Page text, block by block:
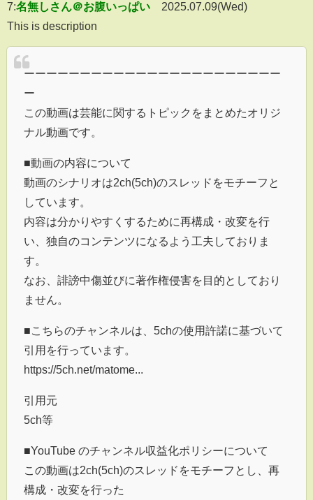
7:名無しさん＠お腹いっぱい
2025.07.09(Wed)
This is description
ーーーーーーーーーーーーーーーーーーーーーーー
ー
この動画は芸能に関するトピックをまとめたオリジ
ナル動画です。
■動画の内容について
動画のシナリオは2ch(5ch)のスレッドをモチーフと
しています。
内容は分かりやすくするために再構成・改変を行
い、独自のコンテンツになるよう工夫しておりま
す。
なお、誹謗中傷並びに著作権侵害を目的としており
ません。
■こちらのチャンネルは、5chの使用許諾に基づいて
引用を行っています。
https://5ch.net/matome...
引用元
5ch等
■YouTube のチャンネル収益化ポリシーについて
この動画は2ch(5ch)のスレッドをモチーフとし、再
構成・改変を行った